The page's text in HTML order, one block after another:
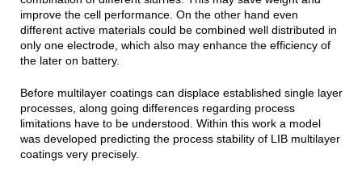
improve the cell performance. On the other hand even
different active materials could be combined well distributed in
only one electrode, which also may enhance the efficiency of
the later on battery.
Before multilayer coatings can displace established single layer
processes, along going differences regarding process
limitations have to be understood. Within this work a model
was developed predicting the process stability of LIB multilayer
coatings very precisely.